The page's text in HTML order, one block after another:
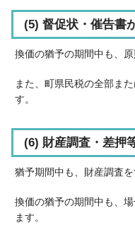
(5) 督促状・催告書
換価の猶予の期間中も、
また、町県民税の全部ま
す。
(6) 財産調査・差押
猶予期間中も、財産調査を
換価の猶予の期間中も、
ます。